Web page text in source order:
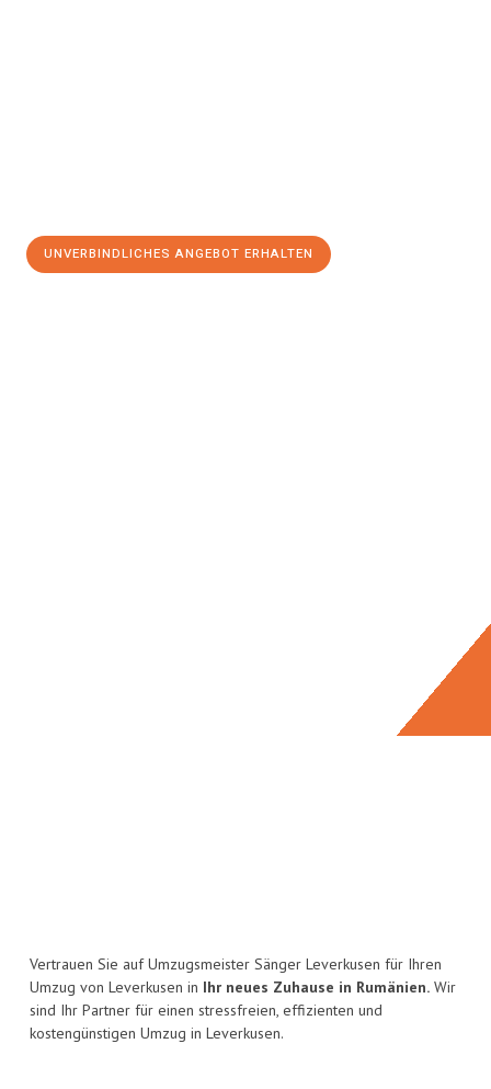
UNVERBINDLICHES ANGEBOT ERHALTEN
Vertrauen Sie auf Umzugsmeister Sänger Leverkusen für Ihren
Umzug von Leverkusen in Ihr neues Zuhause in Rumänien. Wir
sind Ihr Partner für einen stressfreien, effizienten und
kostengünstigen Umzug in Leverkusen.